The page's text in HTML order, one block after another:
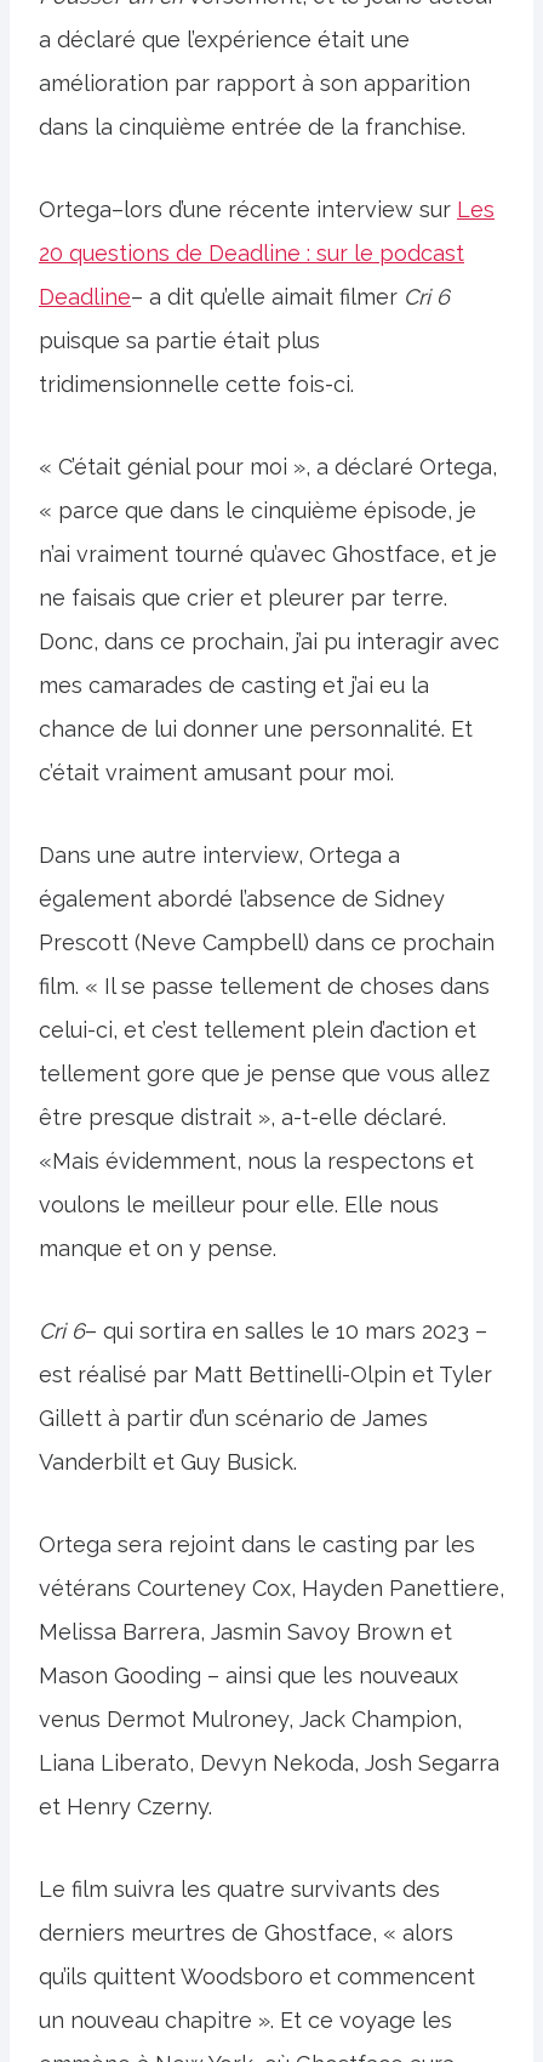
a déclaré que l’expérience était une
amélioration par rapport à son apparition
dans la cinquième entrée de la franchise.
Ortega–lors d’une récente interview sur Les
20 questions de Deadline : sur le podcast
Deadline– a dit qu’elle aimait filmer Cri 6
puisque sa partie était plus
tridimensionnelle cette fois-ci.
« C’était génial pour moi », a déclaré Ortega,
« parce que dans le cinquième épisode, je
n’ai vraiment tourné qu’avec Ghostface, et je
ne faisais que crier et pleurer par terre.
Donc, dans ce prochain, j’ai pu interagir avec
mes camarades de casting et j’ai eu la
chance de lui donner une personnalité. Et
c’était vraiment amusant pour moi.
Dans une autre interview, Ortega a
également abordé l’absence de Sidney
Prescott (Neve Campbell) dans ce prochain
film. « Il se passe tellement de choses dans
celui-ci, et c’est tellement plein d’action et
tellement gore que je pense que vous allez
être presque distrait », a-t-elle déclaré.
«Mais évidemment, nous la respectons et
voulons le meilleur pour elle. Elle nous
manque et on y pense.
Cri 6– qui sortira en salles le 10 mars 2023 –
est réalisé par Matt Bettinelli-Olpin et Tyler
Gillett à partir d’un scénario de James
Vanderbilt et Guy Busick.
Ortega sera rejoint dans le casting par les
vétérans Courteney Cox, Hayden Panettiere,
Melissa Barrera, Jasmin Savoy Brown et
Mason Gooding – ainsi que les nouveaux
venus Dermot Mulroney, Jack Champion,
Liana Liberato, Devyn Nekoda, Josh Segarra
et Henry Czerny.
Le film suivra les quatre survivants des
derniers meurtres de Ghostface, « alors
qu’ils quittent Woodsboro et commencent
un nouveau chapitre ». Et ce voyage les